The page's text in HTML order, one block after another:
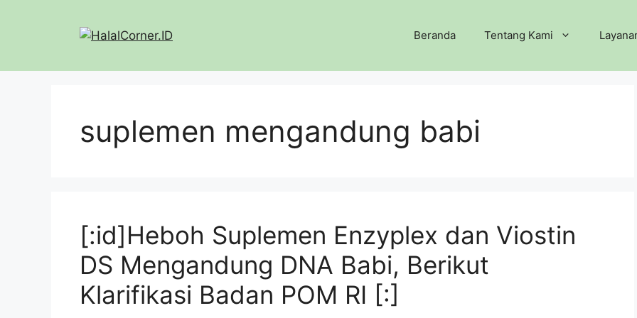
Beranda Tentang Kami
suplemen mengandung babi
[:id]Heboh Suplemen Enzyplex dan Viostin
DS Mengandung DNA Babi, Berikut
Klarifikasi Badan POM RI [:]